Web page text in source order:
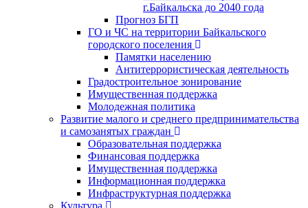
г.Байкальска до 2040 года
Прогноз БГП
ГО и ЧС на территории Байкальского
городского поселения
Памятки населению
Антитеррористическая деятельность
Градостроительное зонирование
Имущественная поддержка
Молодежная политика
Развитие малого и среднего предпринимательства
и самозанятых граждан
Образовательная поддержка
Финансовая поддержка
Имущественная поддержка
Информационная поддержка
Инфраструктурная поддержка
Культура